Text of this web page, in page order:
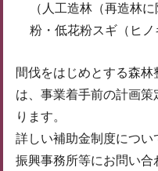
（人工造林（再造林
粉・低花粉スギ（ヒ
間伐をはじめとする森
は、事業着手前の計画
ります。
詳しい補助金制度につ
振興事務所等にお問い合